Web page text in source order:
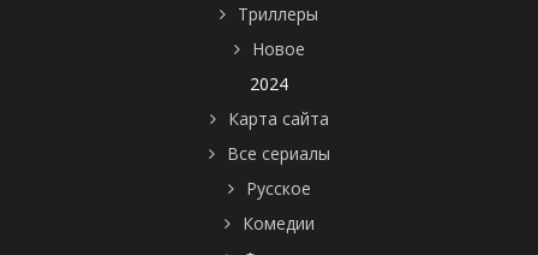
Триллеры
Новое
2024
Карта сайта
Все сериалы
Русское
Комедии